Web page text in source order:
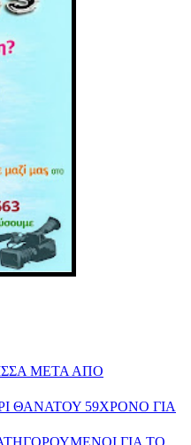
ΜΕΤΑ ΑΠΟ
ΘΑΝΑΤΟΥ 59ΧΡΟΝΟ ΓΙΑ
ΓΙΑ ΤΟ